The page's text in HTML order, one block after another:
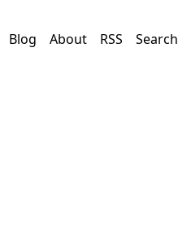
Blog About RSS Search